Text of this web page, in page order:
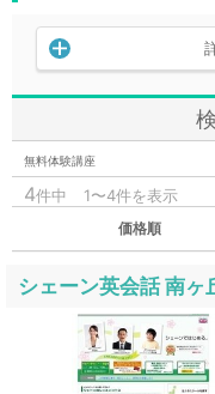
無料体験講座
4件中 1〜4件を表示
価格順
シェーン英会話 南ヶ